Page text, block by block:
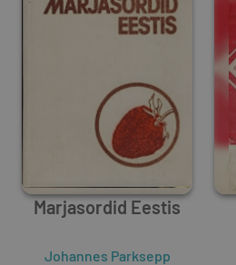
Marjasordid Eestis
Johannes Parksepp